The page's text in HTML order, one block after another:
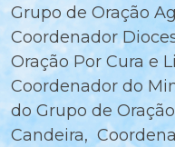
Grupo de Oração
Coordenador
Oração Por Cura e
Coordenador do
do Grupo de
Candeira,